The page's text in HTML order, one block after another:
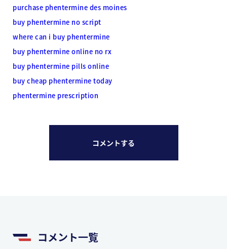
purchase phentermine des moines
buy phentermine no script
where can i buy phentermine
buy phentermine online no rx
buy phentermine pills online
buy cheap phentermine today
phentermine prescription
コメントする
コメント一覧